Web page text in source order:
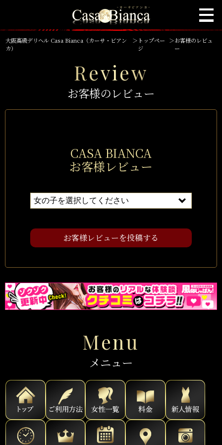
大阪高級デリヘル Casa Bianca（カーサ・ビアン
カ）
＞ トップペー
ジ
＞お客様のレビュ
ー
Review
お客様のレビュー
CASA BIANCA
お客様レビュー
お客様レビューを投稿する
Menu
メニュー